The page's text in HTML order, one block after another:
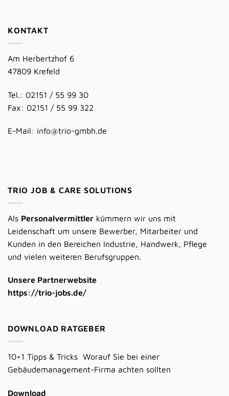
KONTAKT
Am Herbertzhof 6
47809 Krefeld
Tel.: 02151 / 55 99 30
Fax: 02151 / 55 99 322
E-Mail: info@trio-gmbh.de
TRIO JOB & CARE SOLUTIONS
Als Personalvermittler kümmern wir uns mit
Leidenschaft um unsere Bewerber, Mitarbeiter und
Kunden in den Bereichen Industrie, Handwerk, Pflege
und vielen weiteren Berufsgruppen.
Unsere Partnerwebsite
https://trio-jobs.de/
DOWNLOAD RATGEBER
10+1 Tipps & Tricks Worauf Sie bei einer
Gebäudemanagement-Firma achten sollten
Download